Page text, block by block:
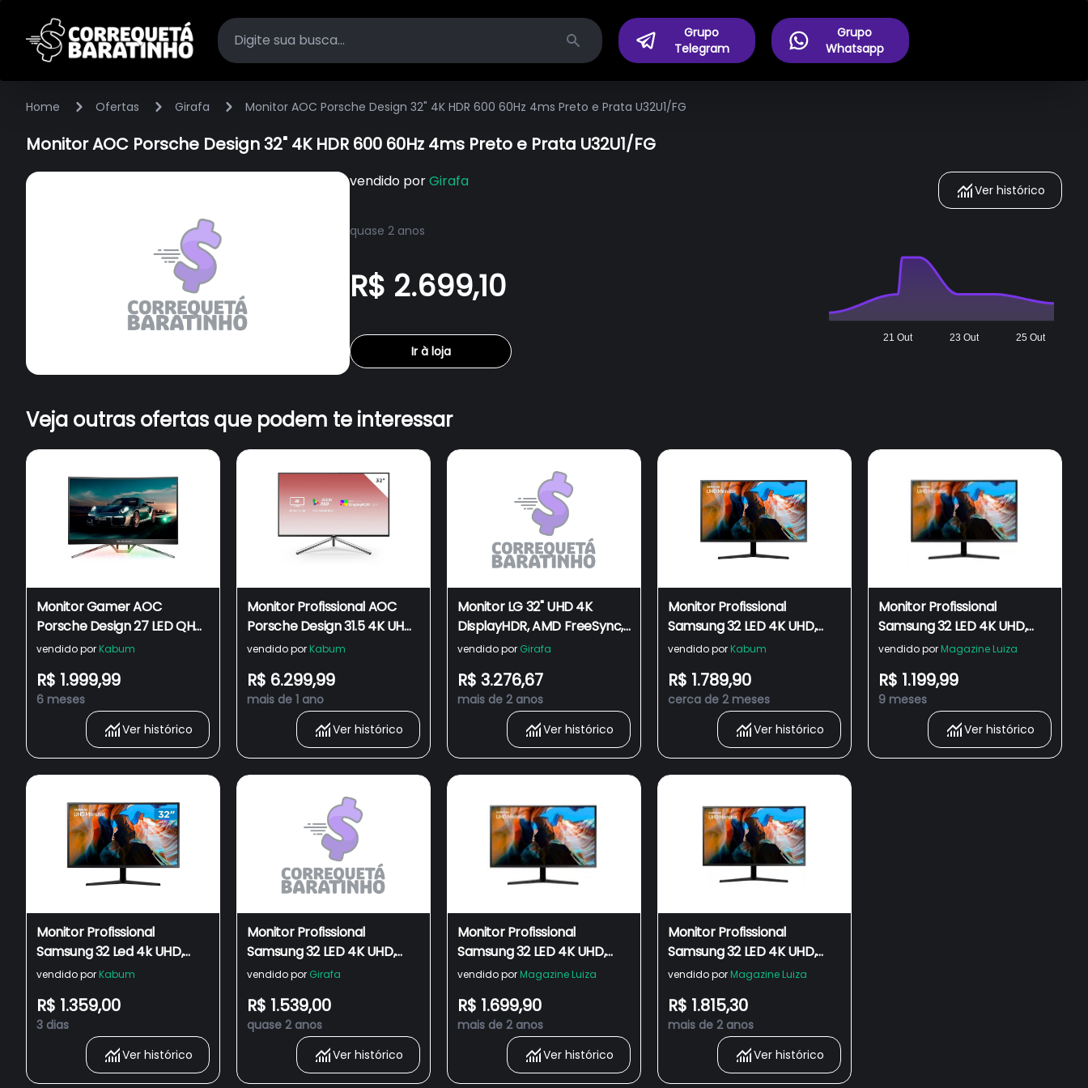
Search
Grupo
Telegram
Grupo
Whatsapp
Home Ofertas Girafa Monitor AOC Porsche Design 32" 4K HDR 600 60Hz 4ms Preto e Prata U32U1/FG
Monitor AOC Porsche Design 32" 4K HDR 600 60Hz 4ms Preto e Prata U32U1/FG
vendido porGirafa
quase 2 anos
R$ 2.699,10
Ir à loja
Ver histórico
21 Out 23 Out 25 Out
Veja outras ofertas que podem te interessar
Monitor Gamer AOC
Porsche Design 27 LED QHD,
240Hz, 0.5ms,
Premium Pro, HDR 400, 119%
sRGB, Preto e Prata - PD27
vendido por Kabum
R$ 1.999,99
6 meses
Ver histórico
Monitor Profissional AOC
Porsche Design 31.5 4K UHD,
IPS, HDMI/DisplayPort/USB-
Integrado, Preto e Prata -
U32U1
vendido por Kabum
R$ 6.299,99
mais de 1 ano
Ver histórico
Monitor LG 32" UHD 4K
DisplayHDR, AMD FreeSync,
HDMI, 32UL750-W 60Hz 4ms
vendido por Girafa
R$ 3.276,67
mais de 2 anos
Ver histórico
Monitor Profissional
Samsung 32 LED 4K UHD,
60Hz, 4ms, HDMI e
FreeSync -
LU32J590UQLMZD
vendido por Kabum
R$ 1.789,90
cerca de 2 meses
Ver histórico
Monitor Profissional
Samsung 32 LED 4K UHD,
60Hz, 4ms, HDMI e
FreeSync -
LU32J590UQLMZD
vendido por Magazine Luiza
R$ 1.199,99
9 meses
Ver histórico
Monitor Profissional
Samsung 32 Led 4k UHD,
60hz, 4ms, Hdmi E
Freesync Lu32j590uqlmzd
vendido por Kabum
R$ 1.359,00
3 dias
Ver histórico
Monitor Profissional
Samsung 32 LED 4K UHD,
60Hz, 4ms, HDMI e
LU32J590UQLMZD
vendido por Girafa
R$ 1.539,00
quase 2 anos
Ver histórico
Monitor Profissional
Samsung 32 LED 4K UHD,
60Hz, 4ms, HDMI e
FreeSync LU32J590UQLMZD
vendido por Magazine Luiza
R$ 1.699,90
mais de 2 anos
Ver histórico
Monitor Profissional
Samsung 32 LED 4K UHD,
60Hz, 4ms, HDMI e
FreeSync -
LU32J590UQLMZD
vendido por Magazine Luiza
R$ 1.815,30
mais de 2 anos
Ver histórico